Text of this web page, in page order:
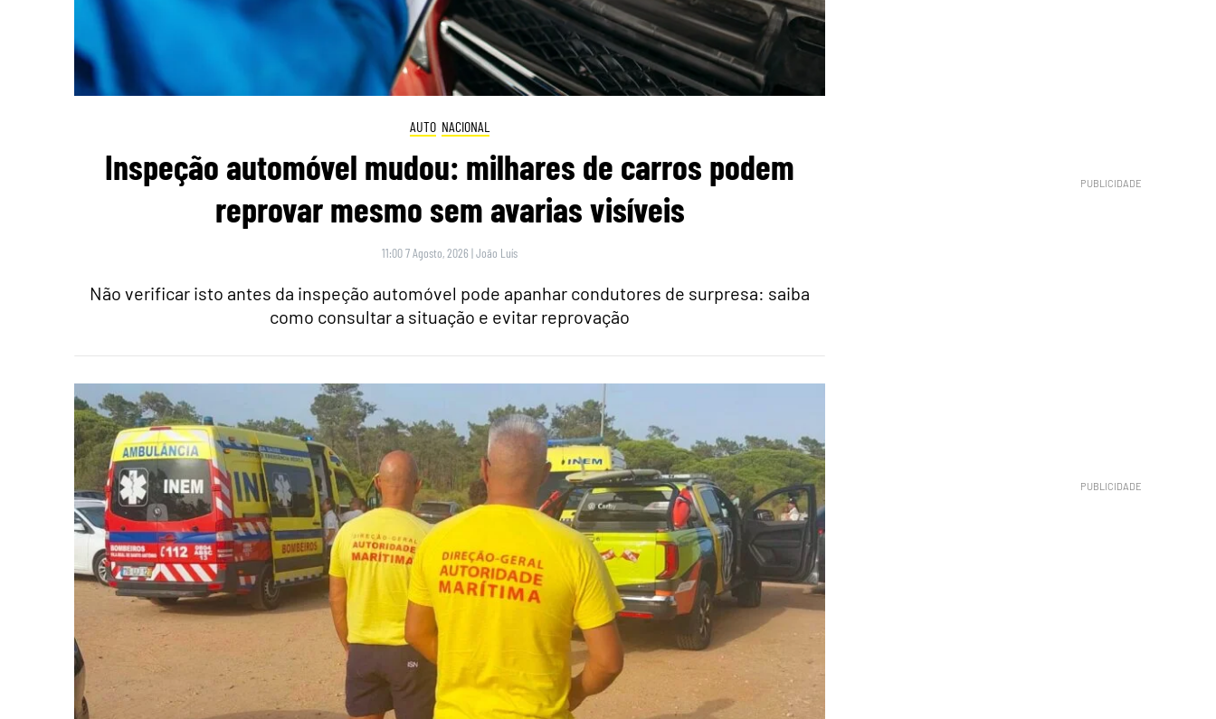
AUTO NACIONAL
Inspeção automóvel mudou: milhares de carros podem
reprovar mesmo sem avarias visíveis
11:00 7 Agosto, 2026 |João Luís
Não verificar isto antes da inspeção automóvel pode apanhar condutores de surpresa: saiba
como consultar a situação e evitar reprovação